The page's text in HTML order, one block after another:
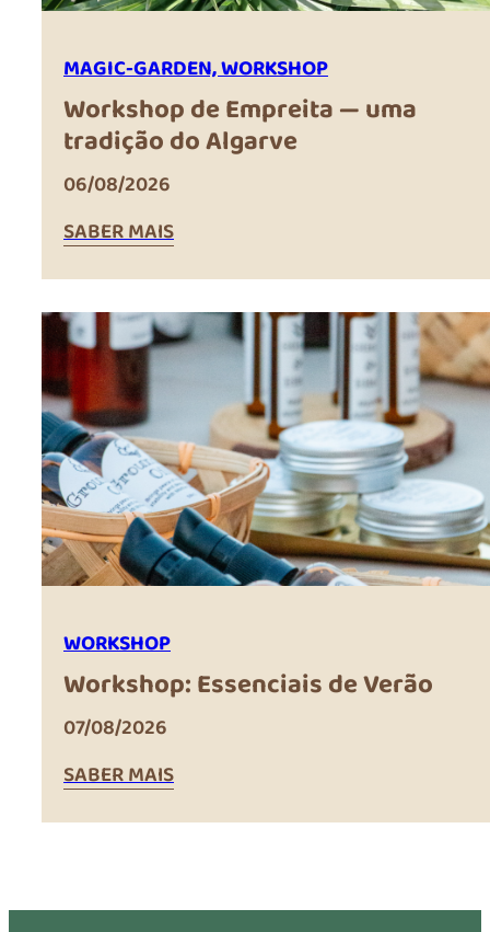
MAGIC-GARDEN, WORKSHOP
Workshop de Empreita — uma
tradição do Algarve
06/08/2026
SABER MAIS
WORKSHOP
Workshop: Essenciais de Verão
07/08/2026
SABER MAIS